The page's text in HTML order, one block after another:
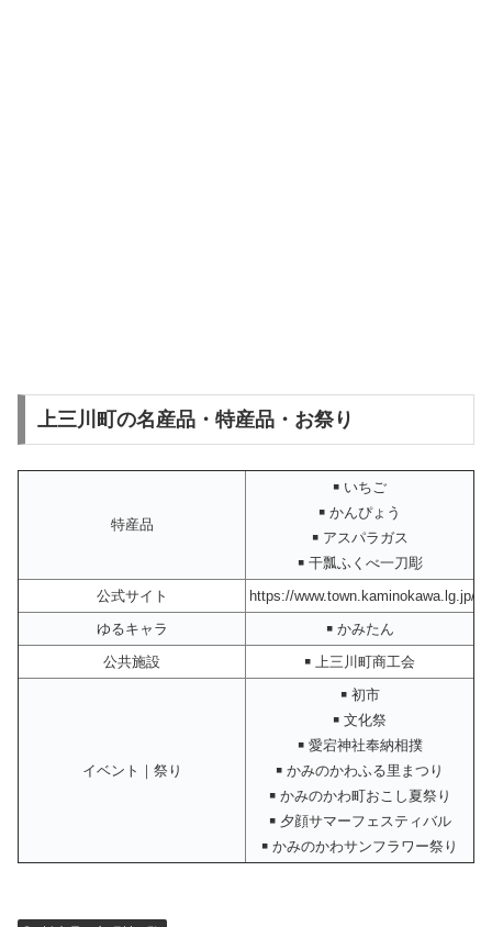
上三川町の名産品・特産品・お祭り
特産品
￭ いちご
￭ かんぴょう
￭ アスパラガス
￭ 干瓢ふくべ一刀彫
公式サイト
https://www.town.kaminokawa.lg.jp/
ゆるキャラ
￭ かみたん
公共施設
￭ 上三川町商工会
イベント｜祭り
￭ 初市
￭ 文化祭
￭ 愛宕神社奉納相撲
￭ かみのかわふる里まつり
￭ かみのかわ町おこし夏祭り
￭ 夕顔サマーフェスティバル
￭ かみのかわサンフラワー祭り